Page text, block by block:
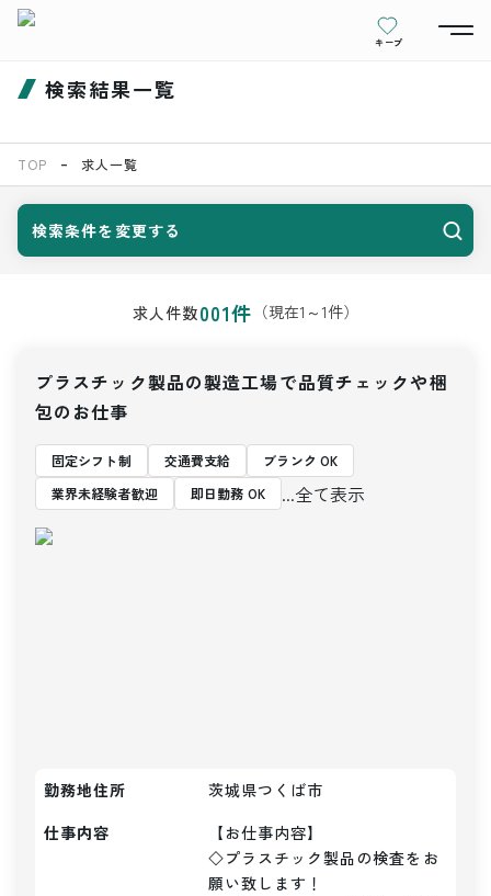
キープ
検索結果一覧
TOP 求人一覧
検索条件を変更する
求人件数001件 （現在1 ～1件）
プラスチック製品の製造工場で品質チェックや梱
包のお仕事
固定シフト制 交通費支給
ブランク OK
業界未経験者歓迎
即日勤務 OK ...全て表示
勤務地住所
茨城県つくば市
仕事内容
【お仕事内容】
◇プラスチック製品の検査をお
願い致します！